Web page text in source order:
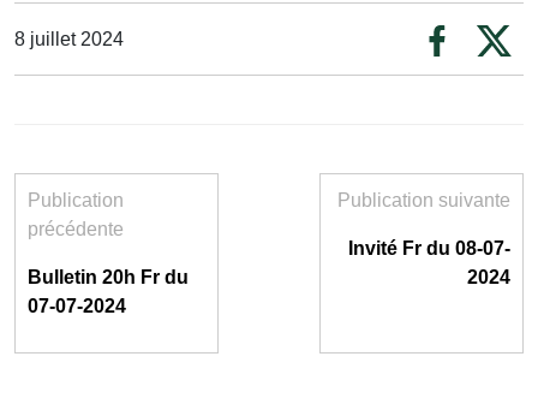
8 juillet 2024
Publication
précédente
Bulletin 20h Fr du
07-07-2024
Publication suivante
Invité Fr du 08-07-
2024